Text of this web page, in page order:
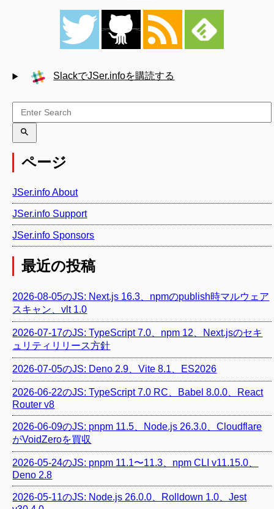
SlackでJSer.infoを購読する
ページ
JSer.info About
JSer.info Support
JSer.info Sponsors
最近の投稿
2026-08-05のJS: Next.js 16.3、npmのpublish時マルウェア
スキャン、vlt 1.0
2026-07-17のJS: TypeScript 7.0、npm 12、Next.jsのセキ
ュリティリリース方針
2026-07-05のJS: Deno 2.9、Vite 8.1、ES2026
2026-06-22のJS: TypeScript 7.0 RC、Babel 8.0.0、React
Router v8
2026-06-09のJS: pnpm 11.5、Node.js 26.3.0、Cloudflare
がVoidZeroを買収
2026-05-24のJS: pnpm 11.1〜11.3、npm CLI v11.15.0、
Deno 2.8
2026-05-11のJS: Node.js 26.0.0、Rolldown 1.0、Jest